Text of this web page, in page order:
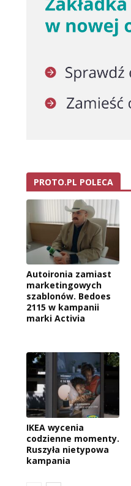
PROTO.PL POLECA
Autoironia zamiast
marketingowych
szablonów. Bedoes
2115 w kampanii
marki Activia
IKEA wycenia
codzienne momenty.
Ruszyła nietypowa
kampania